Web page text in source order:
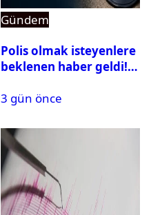
Gündem
Polis olmak isteyenlere
beklenen haber geldi!
3 gün önce